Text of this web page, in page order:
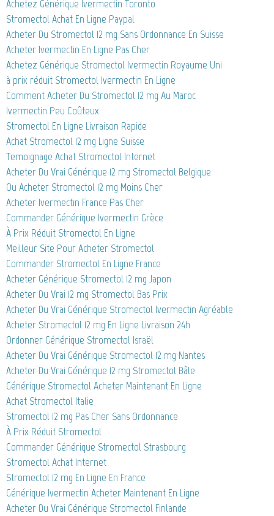
Achetez Générique Ivermectin Toronto
Stromectol Achat En Ligne Paypal
Acheter Du Stromectol 12 mg Sans Ordonnance En Suisse
Acheter Ivermectin En Ligne Pas Cher
Achetez Générique Stromectol Ivermectin Royaume Uni
à prix réduit Stromectol Ivermectin En Ligne
Comment Acheter Du Stromectol 12 mg Au Maroc
Ivermectin Peu Coûteux
Stromectol En Ligne Livraison Rapide
Achat Stromectol 12 mg Ligne Suisse
Temoignage Achat Stromectol Internet
Acheter Du Vrai Générique 12 mg Stromectol Belgique
Ou Acheter Stromectol 12 mg Moins Cher
Acheter Ivermectin France Pas Cher
Commander Générique Ivermectin Grèce
À Prix Réduit Stromectol En Ligne
Meilleur Site Pour Acheter Stromectol
Commander Stromectol En Ligne France
Acheter Générique Stromectol 12 mg Japon
Acheter Du Vrai 12 mg Stromectol Bas Prix
Acheter Du Vrai Générique Stromectol Ivermectin Agréable
Acheter Stromectol 12 mg En Ligne Livraison 24h
Ordonner Générique Stromectol Israël
Acheter Du Vrai Générique Stromectol 12 mg Nantes
Acheter Du Vrai Générique 12 mg Stromectol Bâle
Générique Stromectol Acheter Maintenant En Ligne
Achat Stromectol Italie
Stromectol 12 mg Pas Cher Sans Ordonnance
À Prix Réduit Stromectol
Commander Générique Stromectol Strasbourg
Stromectol Achat Internet
Stromectol 12 mg En Ligne En France
Générique Ivermectin Acheter Maintenant En Ligne
Acheter Du Vrai Générique Stromectol Finlande